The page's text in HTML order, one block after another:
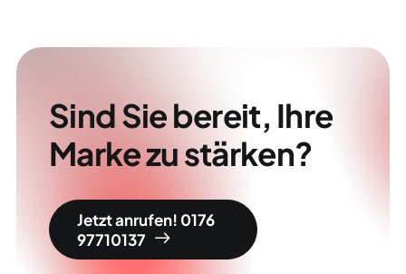
Sind Sie bereit, Ihre
Marke zu stärken?
Jetzt anrufen! 0176
97710137